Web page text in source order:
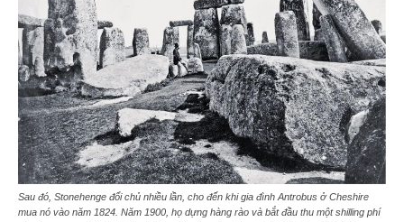
Sau đó, Stonehenge đổi chủ nhiều lần, cho đến khi gia đình Antrobus ở Cheshire
mua nó vào năm 1824. Năm 1900, họ dựng hàng rào và bắt đầu thu một shilling phí